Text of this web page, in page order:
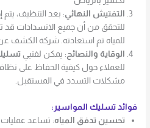
التفتيش النهائي: بعد التنظيف، يتم
للتحقق من أن جميع الانسدادات قد
للمياه تم استعادته. شركة الكشف
الوقاية والنصائح: يمكن لفنيي
للعملاء حول كيفية الحفاظ على
مشكلات التسدد في المستقبل.
فوائد تسليك المواسير:
تحسين تدفق المياه: تساعد